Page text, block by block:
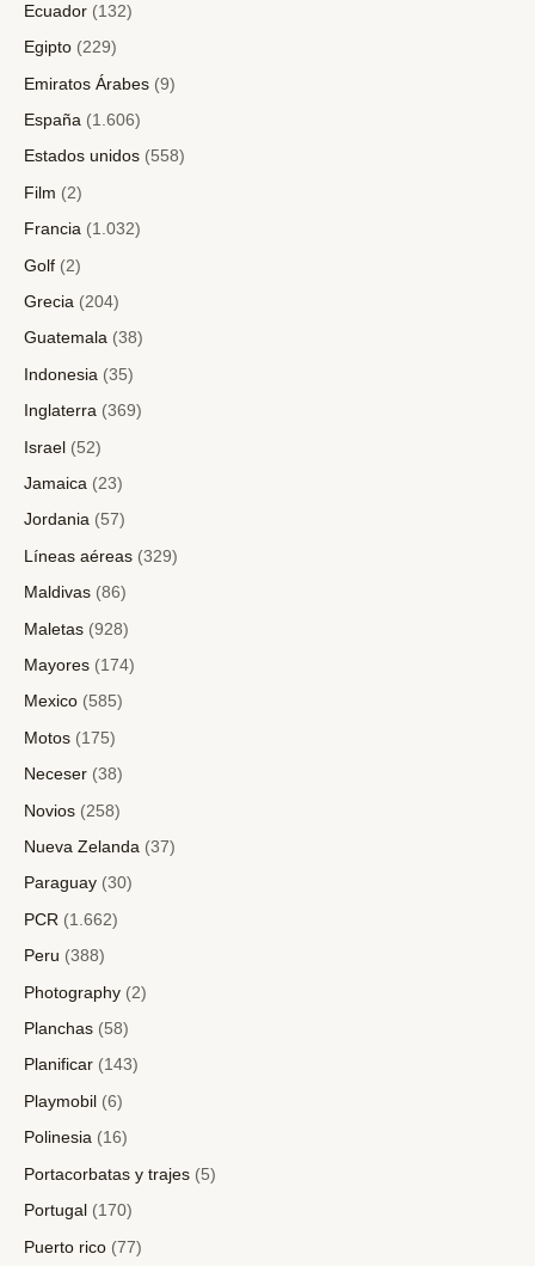
Ecuador (132)
Egipto (229)
Emiratos Árabes (9)
España (1.606)
Estados unidos (558)
Film (2)
Francia (1.032)
Golf (2)
Grecia (204)
Guatemala (38)
Indonesia (35)
Inglaterra (369)
Israel (52)
Jamaica (23)
Jordania (57)
Líneas aéreas (329)
Maldivas (86)
Maletas (928)
Mayores (174)
Mexico (585)
Motos (175)
Neceser (38)
Novios (258)
Nueva Zelanda (37)
Paraguay (30)
PCR (1.662)
Peru (388)
Photography (2)
Planchas (58)
Planificar (143)
Playmobil (6)
Polinesia (16)
Portacorbatas y trajes (5)
Portugal (170)
Puerto rico (77)